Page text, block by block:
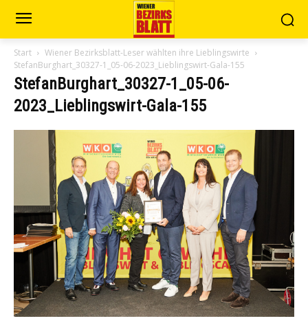
Start
Wiener Bezirksblatt-Leser wählten ihre Lieblingswirte
StefanBurghart_30327-1_05-06-2023_Lieblingswirt-Gala-155
StefanBurghart_30327-1_05-06-
2023_Lieblingswirt-Gala-155